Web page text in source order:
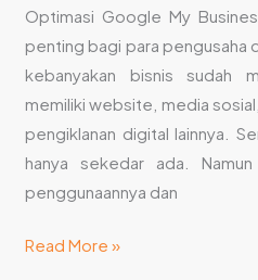
Optimasi Google My
penting bagi para pengusaha
kebanyakan bisnis sudah
memiliki website, media
pengiklanan digital lainnya.
hanya sekedar ada.
penggunaannya dan
Read More »